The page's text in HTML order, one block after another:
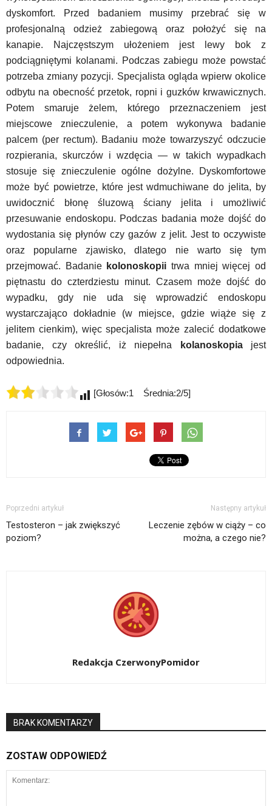
dyskomfort. Przed badaniem musimy przebrać się w
profesjonalną odzież zabiegową oraz położyć się na
kanapie. Najczęstszym ułożeniem jest lewy bok z
podciągniętymi kolanami. Podczas zabiegu może powstać
potrzeba zmiany pozycji. Specjalista ogląda wpierw okolice
odbytu na obecność przetok, ropni i guzków krwawicznych.
Potem smaruje żelem, którego przeznaczeniem jest
miejscowe znieczulenie, a potem wykonywa badanie
palcem (per rectum). Badaniu może towarzyszyć odczucie
rozpierania, skurczów i wzdęcia — w takich wypadkach
stosuje się znieczulenie ogólne dożylne. Dyskomfortowe
może być powietrze, które jest wdmuchiwane do jelita, by
uwidocznić błonę śluzową ściany jelita i umożliwić
przesuwanie endoskopu. Podczas badania może dojść do
wydostania się płynów czy gazów z jelit. Jest to oczywiste
oraz popularne zjawisko, dlatego nie warto się tym
przejmować. Badanie kolonoskopii trwa mniej więcej od
piętnastu do czterdziestu minut. Czasem może dojść do
wypadku, gdy nie uda się wprowadzić endoskopu
wystarczająco dokładnie (w miejsce, gdzie wiąże się z
jelitem cienkim), więc specjalista może zalecić dodatkowe
badanie, czy określić, iż niepełna kolanoskopiajest
odpowiednia.
[Głosów:1 Średnia:2/5]
Poprzedni artykuł
Testosteron – jak zwiększyć
poziom?
Następny artykuł
Leczenie zębów w ciąży – co
można, a czego nie?
Redakcja CzerwonyPomidor
BRAK KOMENTARZY
ZOSTAW ODPOWIEDŹ